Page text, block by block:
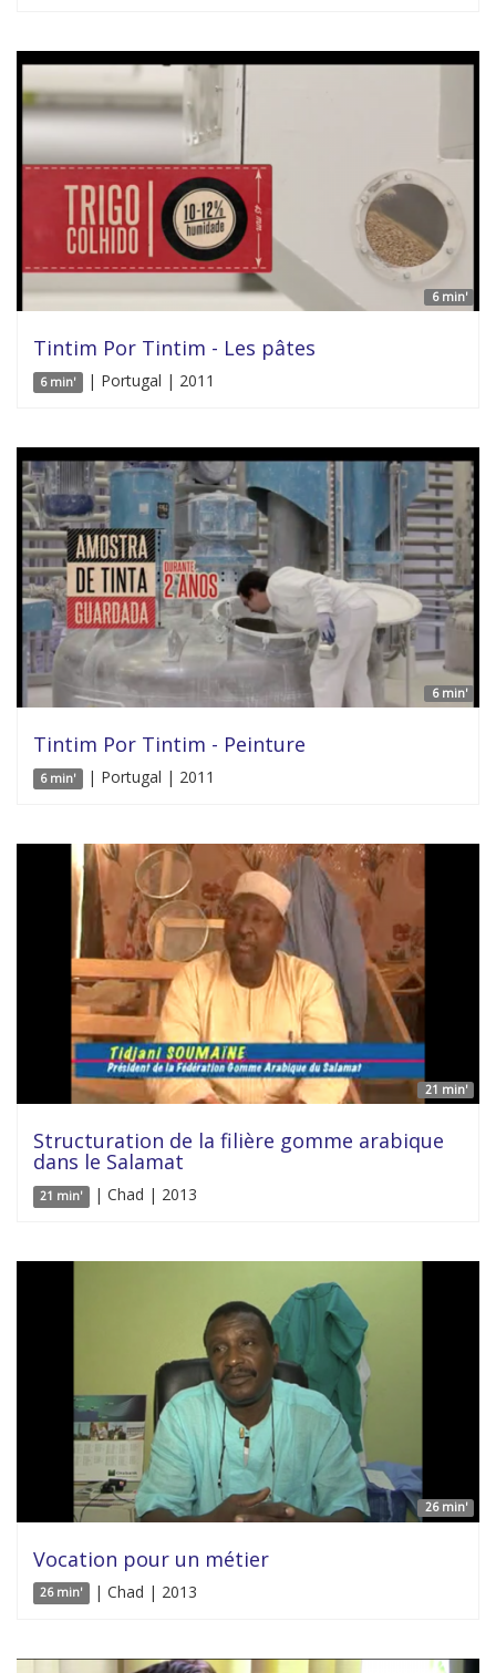
6 min'
Tintim Por Tintim - Les pâtes
6 min' | Portugal | 2011
6 min'
Tintim Por Tintim - Peinture
6 min' | Portugal | 2011
21 min'
Structuration de la filière gomme arabique
dans le Salamat
21 min' | Chad | 2013
26 min'
Vocation pour un métier
26 min' | Chad | 2013